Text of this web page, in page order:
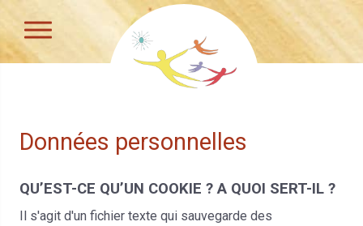
Données personnelles
QU’EST-CE QU’UN COOKIE ? A QUOI SERT-IL ?
Il s'agit d'un fichier texte qui sauvegarde des